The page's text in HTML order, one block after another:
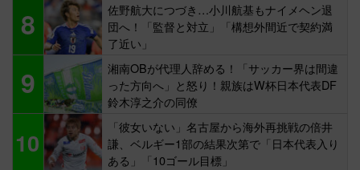
8
佐野航大につづき…小川航基もナイメヘン退
団へ！「監督と対立」「構想外間近で契約満
了近い」
9
湘南OBが代理人辞める！「サッカー界は間違
った方向へ」と怒り！親族はW杯日本代表DF
鈴木淳之介の同僚
10
「彼女いない」名古屋から海外再挑戦の倍井
謙、ベルギー1部の結果次第で「日本代表入り
ある」「10ゴール目標」